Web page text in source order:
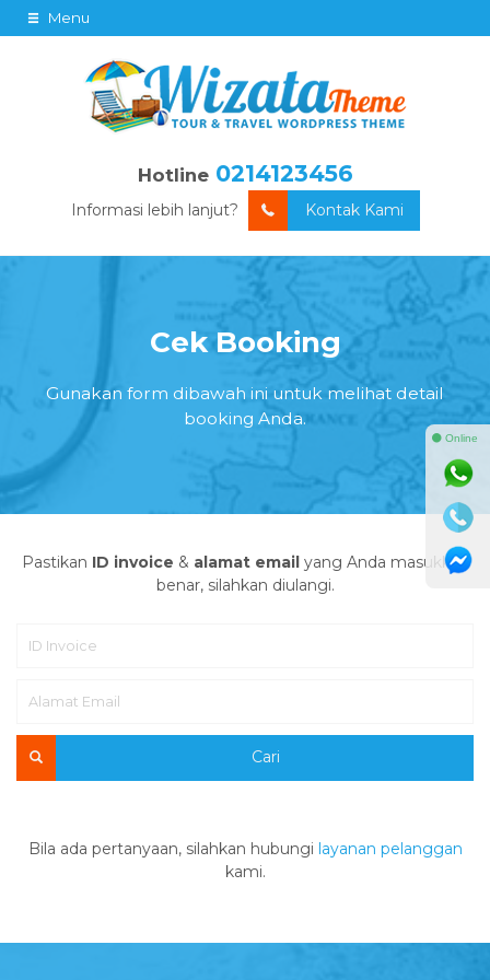
Menu
Hotline 0214123456
Informasi lebih lanjut? Kontak Kami
Cek Booking
Gunakan form dibawah ini untuk melihat detail
booking Anda.
Pastikan ID invoice & alamat emailyang Anda masukkan
benar, silahkan diulangi.
Cari
Bila ada pertanyaan, silahkan hubungi layanan pelanggan
kami.
⚫ Online